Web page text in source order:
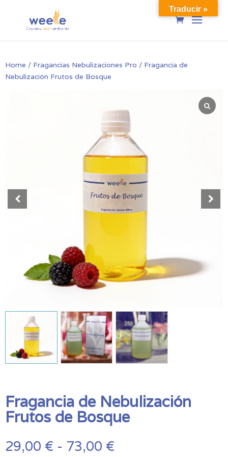
Home / Fragancias Nebulizaciones Pro / Fragancia de
Nebulización Frutos de Bosque
Fragancia de Nebulización
Frutos de Bosque
29,00 € - 73,00 €
Traducir »